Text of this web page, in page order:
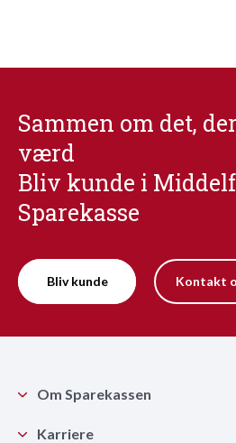
Sammen om det,
værd
Bliv kunde i
Sparekasse
Bliv kunde Kontakt
Om Sparekassen
Karriere